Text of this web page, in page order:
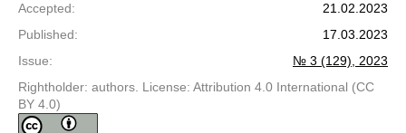
Accepted:
21.02.2023
Published:
17.03.2023
Issue:
№ 3 (129), 2023
Rightholder: authors. License: Attribution 4.0 International (CC
BY 4.0)